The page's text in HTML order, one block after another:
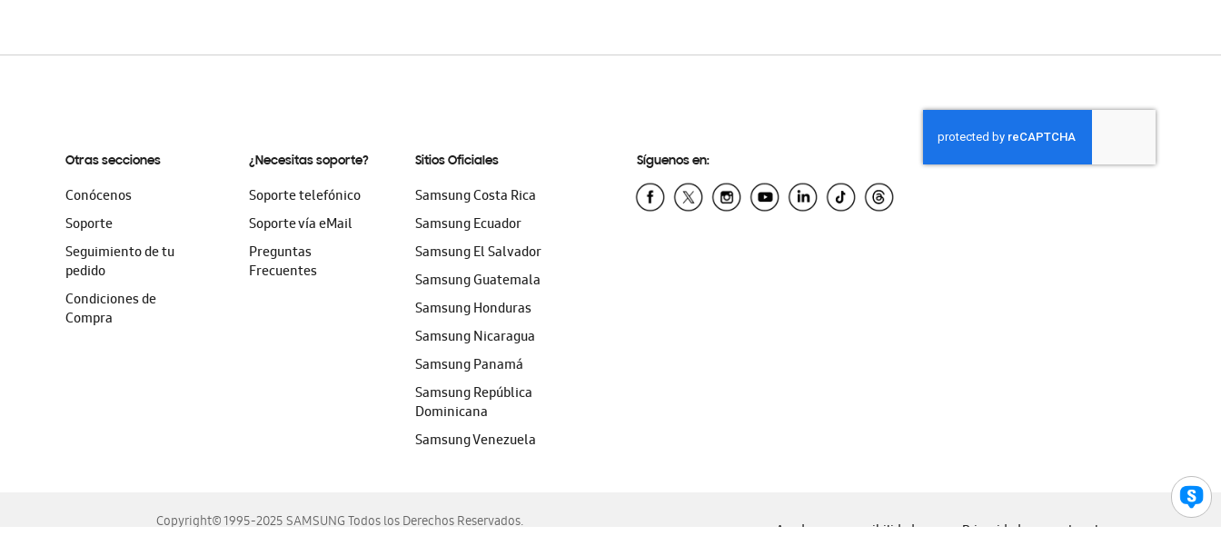
Otras secciones
Conócenos
Soporte
Seguimiento de tu
pedido
Condiciones de
Compra
¿Necesitas soporte?
Soporte telefónico
Soporte vía eMail
Preguntas
Frecuentes
Sitios Oficiales
Samsung Costa Rica
Samsung Ecuador
Samsung El Salvador
Samsung Guatemala
Samsung Honduras
Samsung Nicaragua
Samsung Panamá
Samsung República
Dominicana
Samsung Venezuela
Síguenos en:
Copyright© 1995-2025 SAMSUNG Todos los Derechos Reservados.
Ayuda para accesibilidad Privacidad Legal